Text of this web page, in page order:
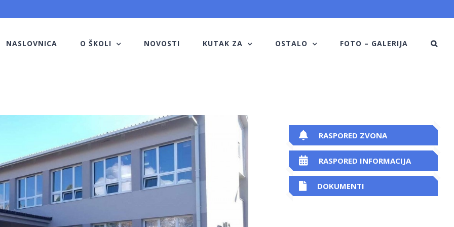
NASLOVNICA O ŠKOLI NOVOSTI KUTAK ZA OSTALO FOTO – GALERIJA
RASPORED ZVONA
RASPORED INFORMACIJA
DOKUMENTI